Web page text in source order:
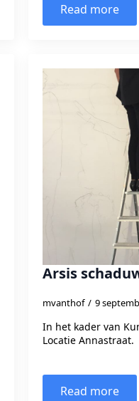
Read more
Arsis
mvanthof 9
In het kader van
Locatie Annastraat.
Read more